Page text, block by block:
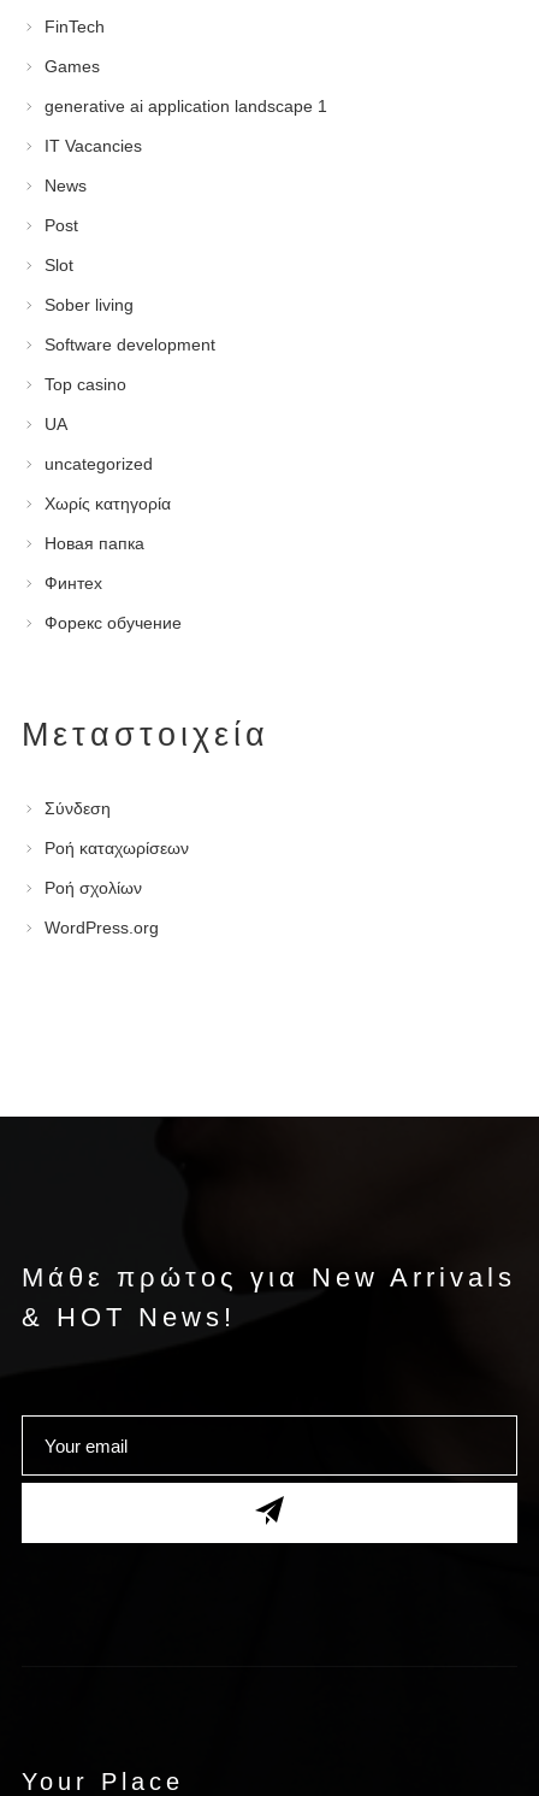
FinTech
Games
generative ai application landscape 1
IT Vacancies
News
Post
Slot
Sober living
Software development
Top casino
UA
uncategorized
Χωρίς κατηγορία
Новая папка
Финтех
Форекс обучение
Μεταστοιχεία
Σύνδεση
Ροή καταχωρίσεων
Ροή σχολίων
WordPress.org
Μάθε πρώτος για New Arrivals
& HOT News!
Your Place